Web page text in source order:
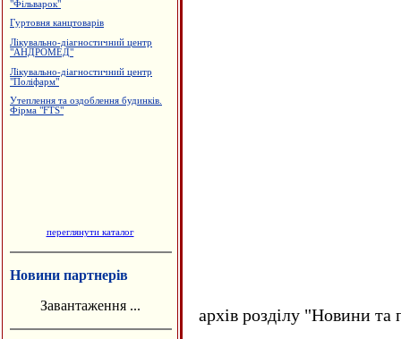
Дзвони церковні
Рафтинг
переглянути каталог
Новини партнерів
Завантаження ...
архів розділу "Новини та